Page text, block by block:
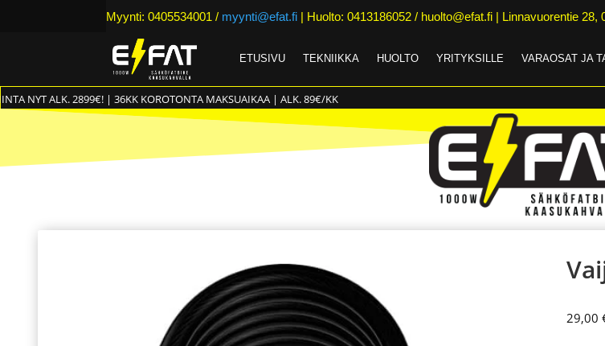
Myynti: 0405534001 / myynti@efat.fi | Huolto: 0413186052 / huolto@efat.fi | Linnavuorentie 28,
ETUSIVU TEKNIIKKA HUOLTO YRITYKSILLE VARAOSAT JA
NYT ALK. 2899€! | 36KK KOROTONTA MAKSUAIKAA | ALK. 89€/KK
29,00